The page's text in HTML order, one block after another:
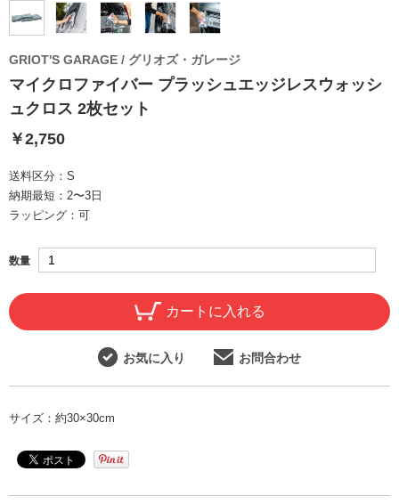
GRIOT'S GARAGE / グリオズ・ガレージ
マイクロファイバー プラッシュエッジレスウォッシ
ュクロス 2枚セット
￥2,750
送料区分： S
納期最短： 2〜3日
ラッピング： 可
数量
カートに入れる
お気に入り お問合わせ
サイズ： 約30×30cm